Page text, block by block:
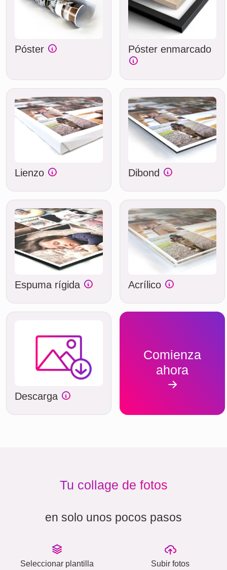
Póster Póster enmarcado
Lienzo Dibond
Espuma rígida Acrílico
Descarga
Comienza
ahora
Tu collage de fotos
en solo unos pocos pasos
Seleccionar plantilla Subir fotos